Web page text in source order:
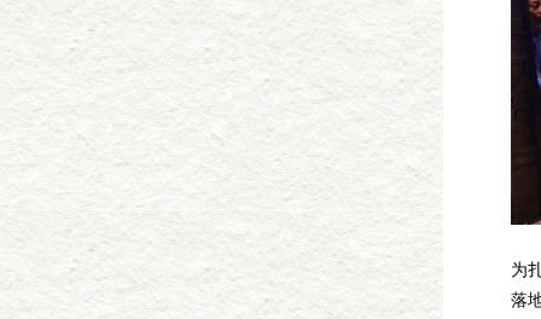
为
落